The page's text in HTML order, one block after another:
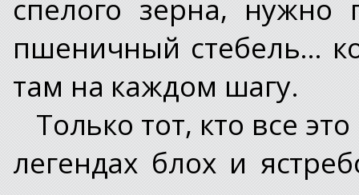
спелого зерна, нужно
пшеничный стебель…
там на каждом шагу.
Только тот, кто все
легендах блох и